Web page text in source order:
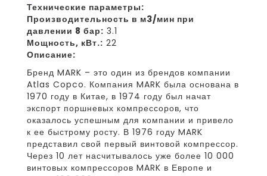
Технические параметры:
Производительность в м3/мин при
давлении 8 бар: 3.1
Мощность, кВт.: 22
Описание:
Бренд MARK – это один из брендов компании
Atlas Copco. Компания MARK была основана в
1970 году в Китае, в 1974 году был начат
экспорт поршневых компрессоров, что
оказалось успешным для компании и привело
к ее быстрому росту. В 1976 году MARK
представил свой первый винтовой компрессор.
Через 10 лет насчитывалось уже более 10 000
винтовых компрессоров MARK в Европе и